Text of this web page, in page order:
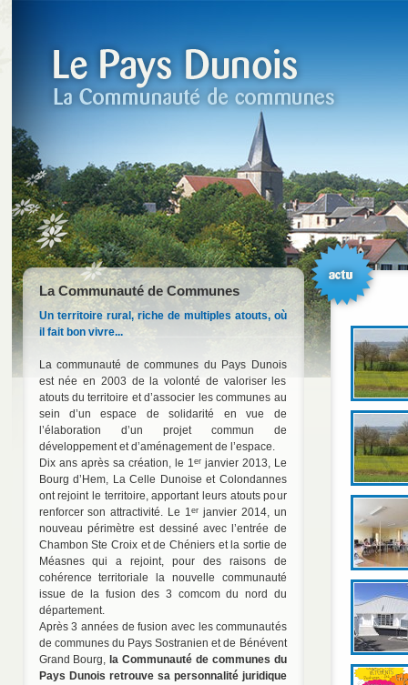
La Communauté de Communes
Un territoire rural, riche de multiples atouts, où
il fait bon vivre...
La communauté de communes du Pays Dunois
est née en 2003 de la volonté de valoriser les
atouts du territoire et d’associer les communes au
sein d’un espace de solidarité en vue de
l’élaboration d’un projet commun de
développement et d’aménagement de l’espace.
Dix ans après sa création, le 1erjanvier 2013, Le
Bourg d’Hem, La Celle Dunoise et Colondannes
ont rejoint le territoire, apportant leurs atouts pour
renforcer son attractivité. Le 1erjanvier 2014, un
nouveau périmètre est dessiné avec l’entrée de
Chambon Ste Croix et de Chéniers et la sortie de
Méasnes qui a rejoint, pour des raisons de
cohérence territoriale la nouvelle communauté
issue de la fusion des 3 comcom du nord du
département.
Après 3 années de fusion avec les communautés
de communes du Pays Sostranien et de Bénévent
Grand Bourg, la Communauté de communes du
Pays Dunois retrouve sa personnalité juridique